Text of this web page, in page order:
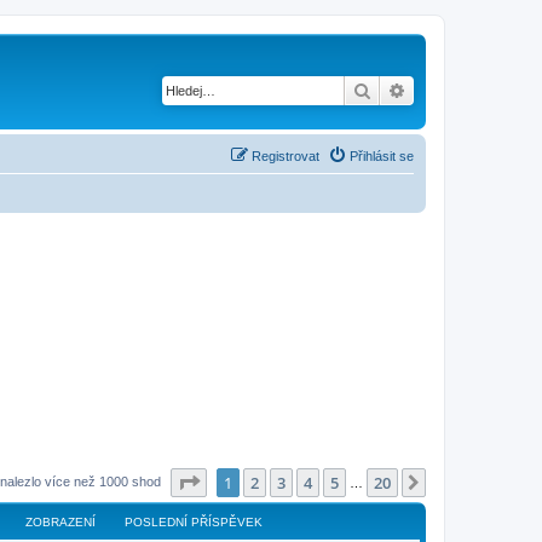
Hledat
Přihlásit se
Registrovat
více než 1000 shod Stránka z
1 2 3 4 5 20
ZOBRAZENÍ POSLEDNÍ PŘÍSPĚVEK